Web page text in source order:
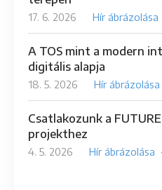
17. 6. 2026 Hír ábrázolása
A TOS mint a modern
digitális alapja
18. 5. 2026 Hír ábrázolása
Csatlakozunk a
projekthez
4. 5. 2026 Hír ábrázolása